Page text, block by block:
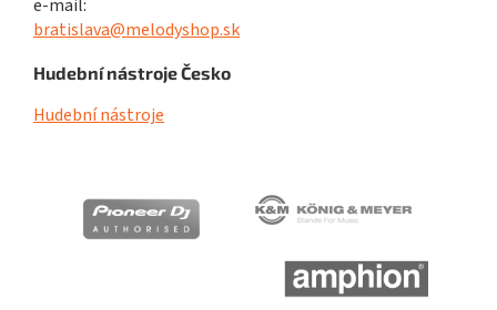
e-mail:
bratislava@melodyshop.sk
Hudební nástroje Česko
Hudební nástroje